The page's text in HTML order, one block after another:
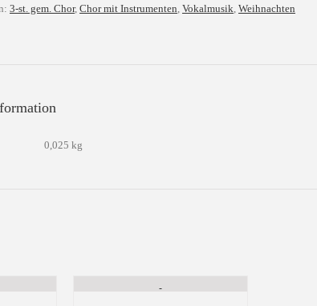
3-st. gem. Chor, Chor mit Instrumenten, Vokalmusik, Weihnachten
0,025 kg